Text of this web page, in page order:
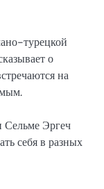
турецкой
о
на
Сельме Эргеч
себя в разных